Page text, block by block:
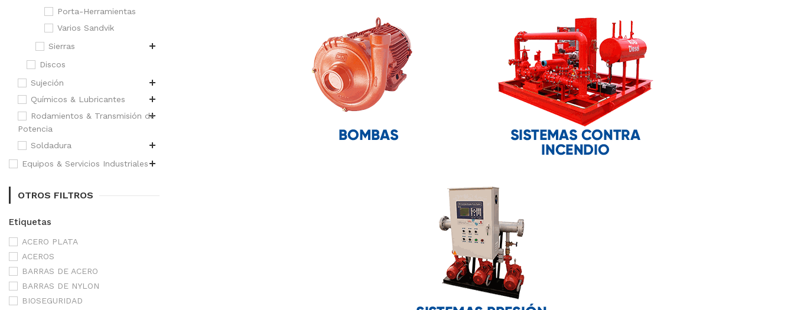
Porta-Herramientas
Varios Sandvik
Sierras
Discos
Sujeción
Químicos & Lubricantes
Rodamientos & Transmisión de
Potencia
Soldadura
Equipos & Servicios Industriales
OTROS FILTROS
Etiquetas
ACERO PLATA
ACEROS
BARRAS DE ACERO
BARRAS DE NYLON
BIOSEGURIDAD